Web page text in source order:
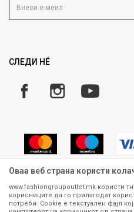
Кариера
Како да купите
Замена и рефундација на
Плаќање
СЛЕДИ НÉ
Сите информации околу
Оваа веб страна користи
www.fashiongroupoutlet.mk користи
корисниците да го прилагодат
потреби. Cookie е текстуален фајл